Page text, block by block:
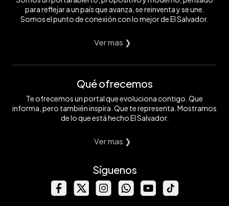
para reflejar a un país que avanza, se reinventa y se une.
Somos el punto de conexión con lo mejor de El Salvador.
Ver mas ❯
Qué ofrecemos
Te ofrecemos un portal que evoluciona contigo. Que
informa, pero también inspira. Que te representa. Mostramos
de lo que está hecho El Salvador.
Ver mas ❯
Síguenos